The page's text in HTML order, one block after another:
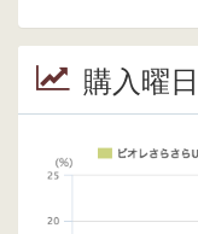
購入曜日